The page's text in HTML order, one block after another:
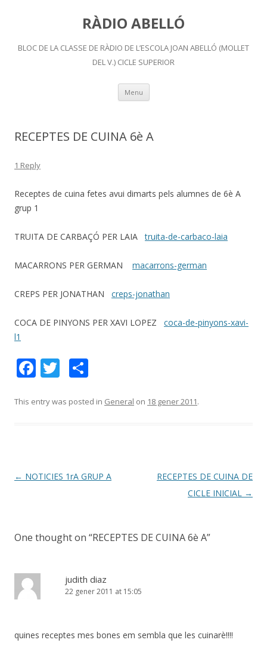
RÀDIO ABELLÓ
BLOC DE LA CLASSE DE RÀDIO DE L’ESCOLA JOAN ABELLÓ (MOLLET
DEL V.) CICLE SUPERIOR
Menu Skip
content
RECEPTES DE CUINA 6è A
1 Reply
Receptes de cuina fetes avui dimarts pels alumnes de 6è A
grup 1
TRUITA DE CARBAÇÓ PER LAIAtruita-de-carbaco-laia
MACARRONS PER GERMAN macarrons-german
CREPS PER JONATHAN creps-jonathan
COCA DE PINYONS PER XAVI LOPEZ coca-de-pinyons-xavi-
l1
F
e
k
T
itt m
ix
This entry was posted in General on 18 gener 2011.
Post
← NOTICIES 1rA GRUP A
RECEPTES DE CUINA DE
CICLE INICIAL →
One thought on “RECEPTES DE CUINA 6è A”
judith diaz
22 gener 2011 at 15:05
quines receptes mes bones em sembla que les cuinarè!!!!